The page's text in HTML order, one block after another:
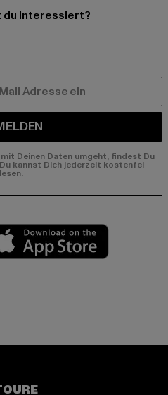
du interessiert?
Deinen Daten umgeht, findest Du
kannst Dich jederzeit kostenfei
market